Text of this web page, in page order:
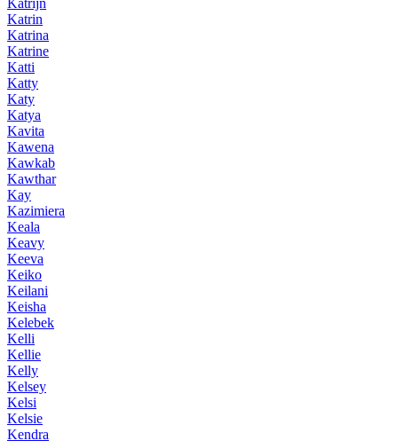
Katrijn
Katrin
Katrina
Katrine
Katti
Katty
Katy
Katya
Kavita
Kawena
Kawkab
Kawthar
Kay
Kazimiera
Keala
Keavy
Keeva
Keiko
Keilani
Keisha
Kelebek
Kelli
Kellie
Kelly
Kelsey
Kelsi
Kelsie
Kendra